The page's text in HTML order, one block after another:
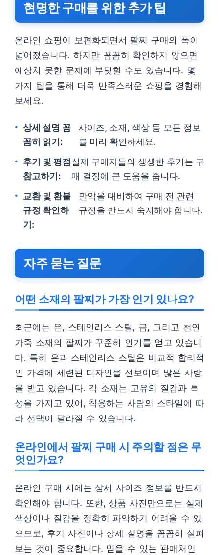
현명한 구매를 위한 추가 팁
온라인 쇼핑이 보편화되면서 팔찌 구매의 폭이
넓어졌습니다. 하지만 꼼꼼히 확인하지 않으면
예상치 못한 문제에 부딪힐 수도 있습니다. 몇
가지 팁을 통해 더욱 만족스러운 쇼핑을 경험해
보세요.
상세 설명 꼼
꼼히 읽기:
사이즈, 소재, 색상 등 모든 정보
를 미리 확인하세요.
후기 및 평점
참고하기:
실제 구매자들의 생생한 후기는 구
매 결정에 큰 도움을 줍니다.
교환 및 환불
규정 확인하
기:
만약을 대비하여 구매 전 관련
규정을 반드시 숙지해야 합니다.
자주 묻는 질문
어떤 소재의 팔찌가 가장 인기 있나요?
최근에는 은, 스테인리스 스틸, 금, 그리고 천연
가죽 소재의 팔찌가 꾸준히 인기를 얻고 있습니
다. 특히 은과 스테인리스 스틸은 비교적 합리적
인 가격에 세련된 디자인을 선보이며 많은 사랑
을 받고 있습니다. 각 소재는 고유의 질감과 특
성을 가지고 있어, 착용하는 사람의 스타일에 따
라 선택이 달라질 수 있습니다.
온라인에서 팔찌 구매 시 주의할 점은 무
엇인가요?
온라인 구매 시에는 상세 사이즈 정보를 반드시
확인해야 합니다. 또한, 상품 사진만으로는 실제
색상이나 질감을 정확히 파악하기 어려울 수 있
으므로, 후기 사진이나 상세 설명을 꼼꼼히 살펴
보는 것이 중요합니다. 믿을 수 있는 판매처인